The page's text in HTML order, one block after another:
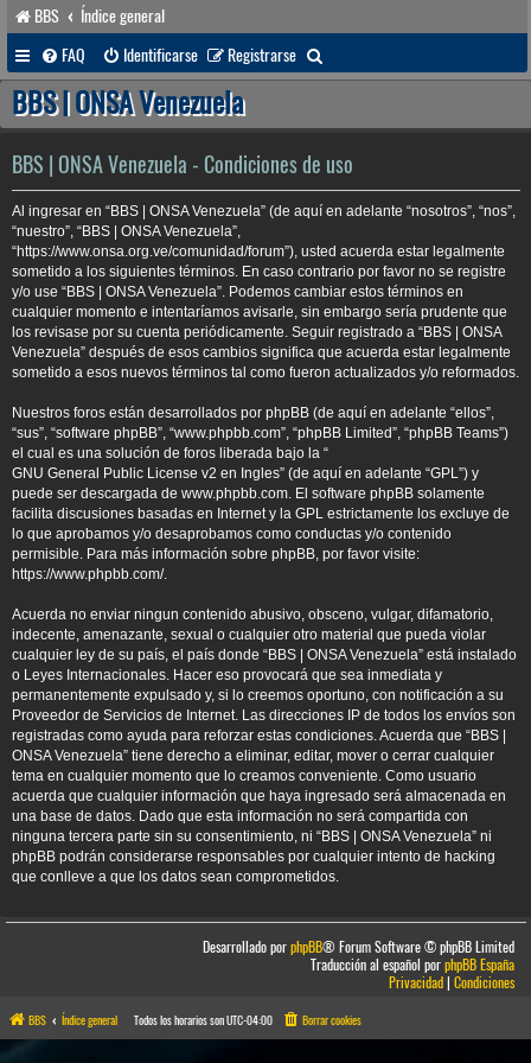
BBS
Índice general
FAQ
Identificarse Registrarse
u
a
r
BBS | ONSA Venezuela
BBS | ONSA Venezuela - Condiciones de uso
Al ingresar en “BBS | ONSA Venezuela” (de aquí en adelante “nosotros”, “nos”,
“nuestro”, “BBS | ONSA Venezuela”,
“https://www.onsa.org.ve/comunidad/forum”), usted acuerda estar legalmente
sometido a los siguientes términos. En caso contrario por favor no se registre
y/o use “BBS | ONSA Venezuela”. Podemos cambiar estos términos en
cualquier momento e intentaríamos avisarle, sin embargo sería prudente que
los revisase por su cuenta periódicamente. Seguir registrado a “BBS | ONSA
Venezuela” después de esos cambios significa que acuerda estar legalmente
sometido a esos nuevos términos tal como fueron actualizados y/o reformados.
Nuestros foros están desarrollados por phpBB (de aquí en adelante “ellos”,
“sus”, “software phpBB”, “www.phpbb.com”, “phpBB Limited”, “phpBB Teams”)
el cual es una solución de foros liberada bajo la “
GNU General Public License v2 en Ingles” (de aquí en adelante “GPL”) y
puede ser descargada de www.phpbb.com. El software phpBB solamente
facilita discusiones basadas en Internet y la GPL estrictamente los excluye de
lo que aprobamos y/o desaprobamos como conductas y/o contenido
permisible. Para más información sobre phpBB, por favor visite:
https://www.phpbb.com/.
Acuerda no enviar ningun contenido abusivo, obsceno, vulgar, difamatorio,
indecente, amenazante, sexual o cualquier otro material que pueda violar
cualquier ley de su país, el país donde “BBS | ONSA Venezuela” está instalado
o Leyes Internacionales. Hacer eso provocará que sea inmediata y
permanentemente expulsado y, si lo creemos oportuno, con notificación a su
Proveedor de Servicios de Internet. Las direcciones IP de todos los envíos son
registradas como ayuda para reforzar estas condiciones. Acuerda que “BBS |
ONSA Venezuela” tiene derecho a eliminar, editar, mover o cerrar cualquier
tema en cualquier momento que lo creamos conveniente. Como usuario
acuerda que cualquier información que haya ingresado será almacenada en
una base de datos. Dado que esta información no será compartida con
ninguna tercera parte sin su consentimiento, ni “BBS | ONSA Venezuela” ni
phpBB podrán considerarse responsables por cualquier intento de hacking
que conlleve a que los datos sean comprometidos.
Desarrollado porphpBB® Forum Software © phpBB Limited
Traducción al español porphpBB España
Privacidad|Condiciones
BBS Índice general Todos los horarios sonUTC-04:00 Borrar cookies